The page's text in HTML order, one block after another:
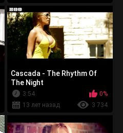
Cascada - The Rhythm Of
The Night
3:54
0%
13 лет назад
3 734